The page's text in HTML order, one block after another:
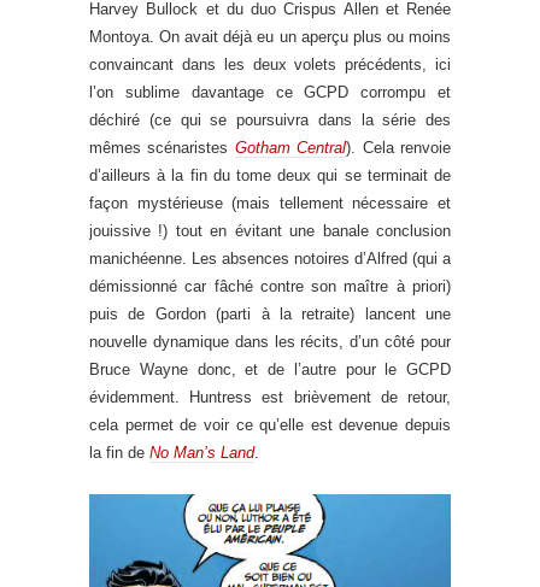
Harvey Bullock et du duo Crispus Allen et Renée
Montoya. On avait déjà eu un aperçu plus ou moins
convaincant dans les deux volets précédents, ici
l’on sublime davantage ce GCPD corrompu et
déchiré (ce qui se poursuivra dans la série des
mêmes scénaristes Gotham Central). Cela renvoie
d’ailleurs à la fin du tome deux qui se terminait de
façon mystérieuse (mais tellement nécessaire et
jouissive !) tout en évitant une banale conclusion
manichéenne. Les absences notoires d’Alfred (qui a
démissionné car fâché contre son maître à priori)
puis de Gordon (parti à la retraite) lancent une
nouvelle dynamique dans les récits, d’un côté pour
Bruce Wayne donc, et de l’autre pour le GCPD
évidemment. Huntress est brièvement de retour,
cela permet de voir ce qu’elle est devenue depuis
la fin de No Man’s Land.